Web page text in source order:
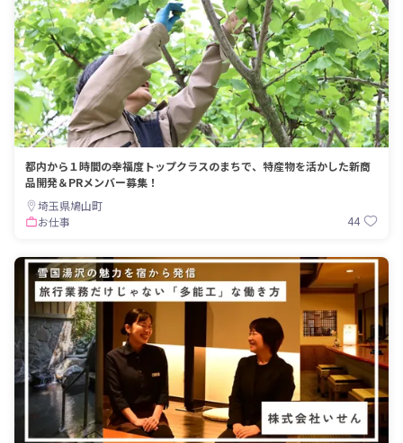
都内から１時間の幸福度トップクラスのまちで、特産物を活かした新商
品開発＆PRメンバー募集！
埼玉県鳩山町
お仕事
44